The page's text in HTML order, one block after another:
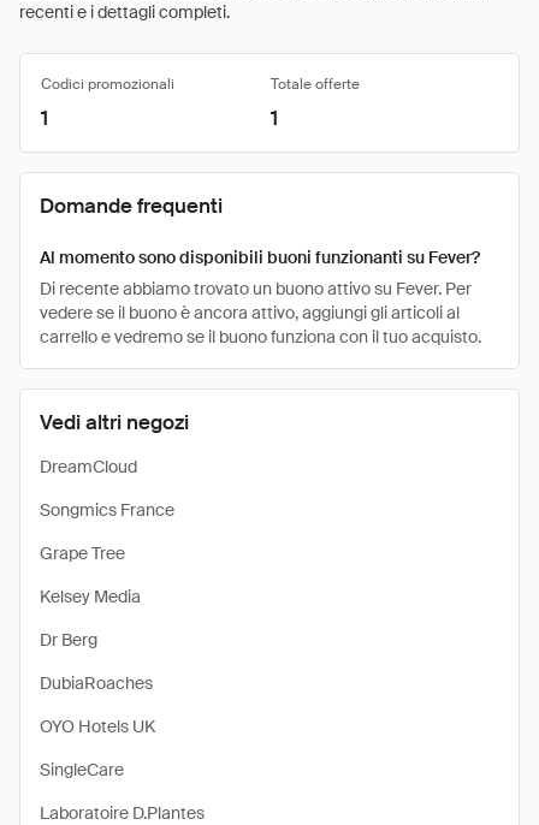
recenti e i dettagli completi.
Vedi altri negozi
DreamCloud
Songmics France
Grape Tree
Kelsey Media
Dr Berg
DubiaRoaches
OYO Hotels UK
SingleCare
Laboratoire D.Plantes
Codici promozionali Totale offerte
1 1
Domande frequenti
Al momento sono disponibili buoni funzionanti su Fever?
Di recente abbiamo trovato un buono attivo su Fever. Per
vedere se il buono è ancora attivo, aggiungi gli articoli al
carrello e vedremo se il buono funziona con il tuo acquisto.